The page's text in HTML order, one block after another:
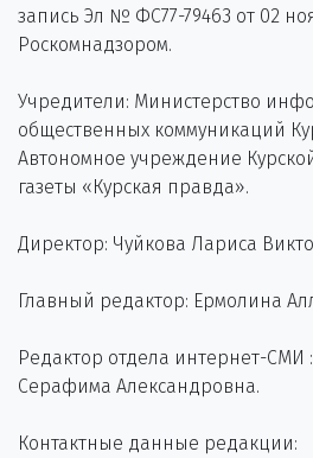
запись Эл № ФС77-79463 от 02
Роскомнадзором.
Учредители: Министерство
общественных коммуникаций
Автономное учреждение
газеты «Курская правда».
Директор: Чуйкова Лариса
Главный редактор: Ермолина
Редактор отдела интернет-СМИ
Серафима Александровна.
Контактные данные редакции: